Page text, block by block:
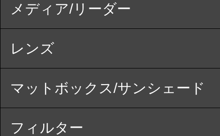
メディア/リーダー
レンズ
マットボックス/サンシェード
フィルター